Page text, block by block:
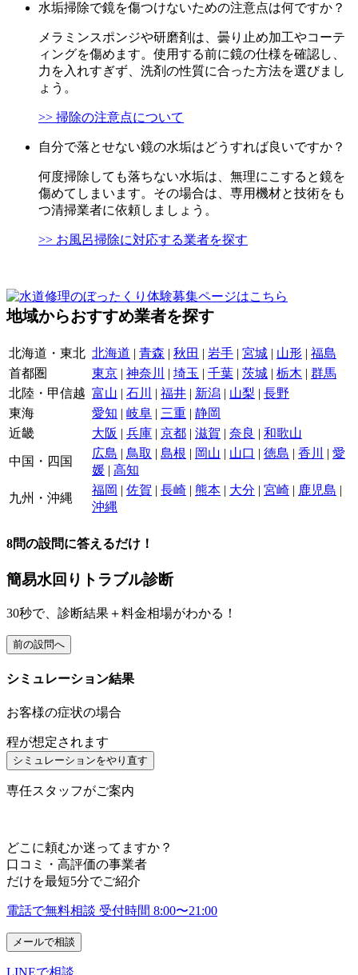
水垢掃除で鏡を傷つけないための注意点は何ですか？
メラミンスポンジや研磨剤は、曇り止め加工やコーテ
ィングを傷めます。使用する前に鏡の仕様を確認し、
力を入れすぎず、洗剤の性質に合った方法を選びまし
ょう。
>> 掃除の注意点について
自分で落とせない鏡の水垢はどうすれば良いですか？
何度掃除しても落ちない水垢は、無理にこすると鏡を
傷めてしまいます。その場合は、専用機材と技術をも
つ清掃業者に依頼しましょう。
>> お風呂掃除に対応する業者を探す
地域からおすすめ業者を探す
北海道・東北 北海道 | 青森 | 秋田 | 岩手 | 宮城 | 山形 | 福島
首都圏
東京 | 神奈川 | 埼玉 | 千葉 | 茨城 | 栃木 | 群馬
北陸・甲信越 富山 | 石川 | 福井 | 新潟 | 山梨 | 長野
東海
愛知 | 岐阜 | 三重 | 静岡
近畿
大阪 | 兵庫 | 京都 | 滋賀 | 奈良 | 和歌山
中国・四国
広島 | 鳥取 | 島根 | 岡山 | 山口 | 徳島 | 香川 | 愛
媛 | 高知
九州・沖縄
福岡 | 佐賀 | 長崎 | 熊本 | 大分 | 宮崎 | 鹿児島 |
沖縄
8問の設問に答えるだけ！
簡易水回りトラブル診断
30秒で、 診断結果＋料金相場がわかる！
前の設問へ
シミュレーション結果
お客様の症状の場合
程が想定されます
シミュレーションをやり直す
専任スタッフがご案内
どこに頼むか迷ってますか？
口コミ・高評価の事業者
だけを最短5分でご紹介
電話で無料相談 受付時間 8:00〜21:00
メールで相談
LINEで相談